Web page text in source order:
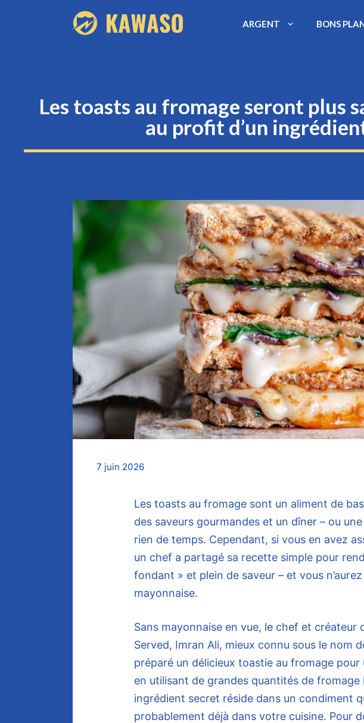
ARGENT BONS
Les toasts au fromage seront plus
au profit d’un
7 juin 2026
Les toasts au fromage sont un aliment de
des saveurs gourmandes et un dîner – ou
rien de temps. Cependant, si vous en avez
un chef a partagé sa recette simple pour
fondant » et plein de saveur – et vous
mayonnaise.
Sans mayonnaise en vue, le chef et créateur
Served, Imran Ali, mieux connu sous le nom
préparé un délicieux toastie au fromage
en utilisant de grandes quantités de fromage
ingrédient secret réside dans un condiment
probablement déjà dans votre cuisine. Pour